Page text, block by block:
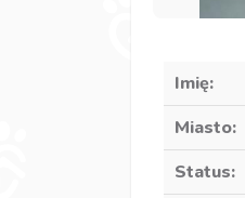
Imię:
Miasto:
Status: